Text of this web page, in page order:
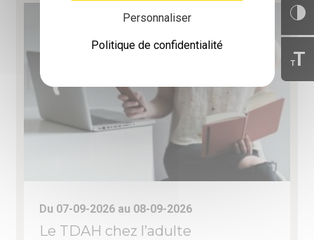
Personnaliser
Politique de confidentialité
TT
Du 07-09-2026 au 08-09-2026
Le TDAH chez l’adulte